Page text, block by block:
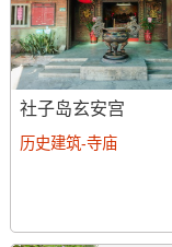
社子岛玄安宫
历史建筑-寺庙